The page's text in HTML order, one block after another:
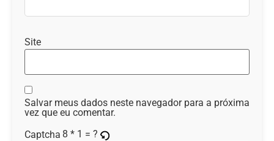
Site
Salvar meus dados neste navegador para a próxima
vez que eu comentar.
Captcha 8 * 1 = ?